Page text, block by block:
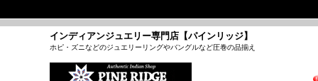
インディアンジュエリー専門店【パインリッジ】
ホピ・ズニなどのジュエリーリングやバングルなど圧巻の品揃え